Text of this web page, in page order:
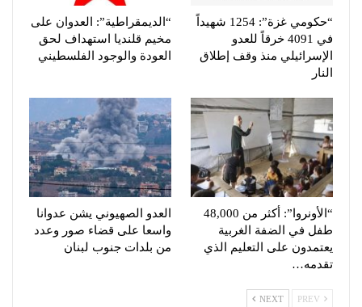
“حكومي غزة”: 1254 شهيداً
في 4091 خرقاً للعدو
الإسرائيلي منذ وقف إطلاق
النار
“الديمقراطية”: العدوان على
مخيم قلنديا استهداف لحق
العودة والوجود الفلسطيني
“الأونروا”: أكثر من 48,000
طفل في الضفة الغربية
يعتمدون على التعليم الذي
تقدمه…
العدو الصهيوني يشن عدوانا
واسعا على قضاء صور وعدد
من بلدات جنوب لبنان
NEXT